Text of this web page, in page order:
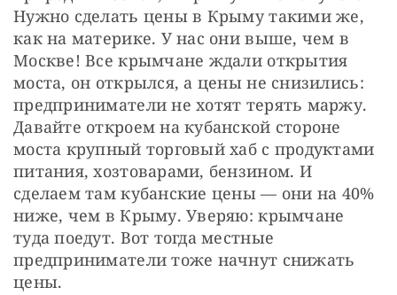
Нужно сделать цены в Крыму такими же,
как на материке. У нас они выше, чем в
Москве! Все крымчане ждали открытия
моста, он открылся, а цены не снизились:
предприниматели не хотят терять маржу.
Давайте откроем на кубанской стороне
моста крупный торговый хаб с продуктами
питания, хозтоварами, бензином. И
сделаем там кубанские цены — они на 40%
ниже, чем в Крыму. Уверяю: крымчане
туда поедут. Вот тогда местные
предприниматели тоже начнут снижать
цены.